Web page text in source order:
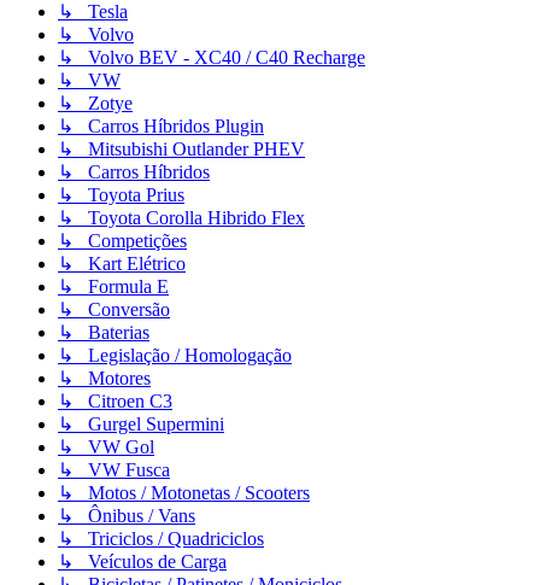
↳ Tesla
↳ Volvo
↳ Volvo BEV - XC40 / C40 Recharge
↳ VW
↳ Zotye
↳ Carros Híbridos Plugin
↳ Mitsubishi Outlander PHEV
↳ Carros Híbridos
↳ Toyota Prius
↳ Toyota Corolla Hibrido Flex
↳ Competições
↳ Kart Elétrico
↳ Formula E
↳ Conversão
↳ Baterias
↳ Legislação / Homologação
↳ Motores
↳ Citroen C3
↳ Gurgel Supermini
↳ VW Gol
↳ VW Fusca
↳ Motos / Motonetas / Scooters
↳ Ônibus / Vans
↳ Triciclos / Quadriciclos
↳ Veículos de Carga